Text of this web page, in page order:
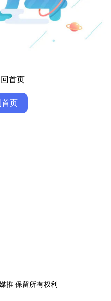
首页
页
推 保留所有权利